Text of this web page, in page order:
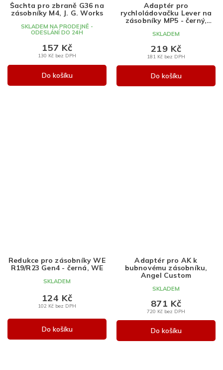
Šachta pro zbraně G36 na
zásobníky M4, J. G. Works
SKLADEM NA PRODEJNĚ -
ODESLÁNÍ DO 24H
130 Kč bez DPH
157 Kč
Do košíku
Adaptér pro
rychloládovačku Lever na
zásobníky MP5 - černý,
SKLADEM
181 Kč bez DPH
219 Kč
Do košíku
Redukce pro zásobníky WE
R19/R23 Gen4 - černá, WE
SKLADEM
102 Kč bez DPH
124 Kč
Do košíku
Adaptér pro AK k
bubnovému zásobníku,
Angel Custom
SKLADEM
720 Kč bez DPH
871 Kč
Do košíku